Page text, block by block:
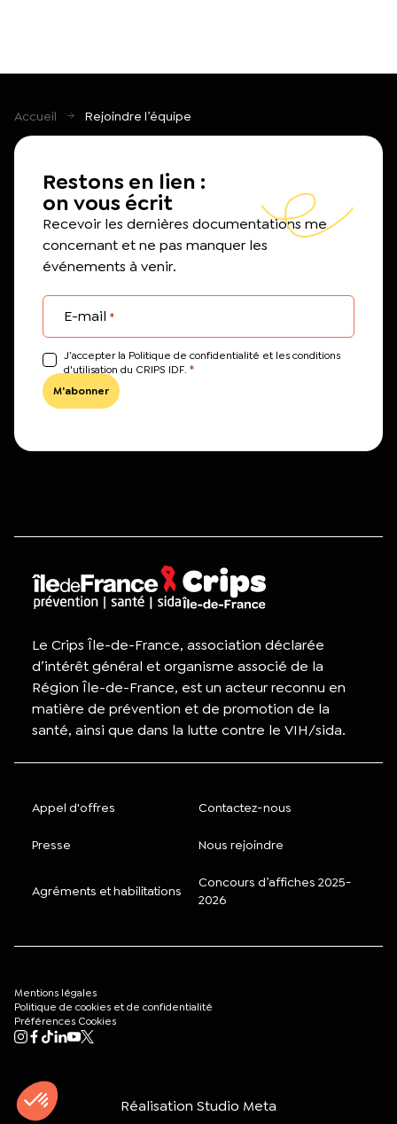
Rechercher
Accueil Rejoindre l’équipe
Restons en lien :
on vous écrit
Recevoir les dernières documentations me
concernant et ne pas manquer les
événements à venir.
E-mail *
J’accepter la Politique de confidentialité et les conditions
d'utilisation du CRIPS IDF. *
Le Crips Île-de-France, association déclarée
d’intérêt général et organisme associé de la
Région Île-de-France, est un acteur reconnu en
matière de prévention et de promotion de la
santé, ainsi que dans la lutte contre le VIH/sida.
Appel d'offres Contactez-nous
Presse Nous rejoindre
Agréments et habilitations
Concours d’affiches 2025-
2026
Mentions légales
Politique de cookies et de confidentialité
Préférences Cookies
Réalisation Studio Meta